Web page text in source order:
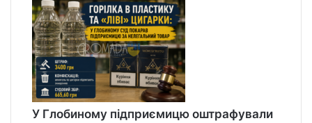
у
У Глобиному підприємицю оштрафували